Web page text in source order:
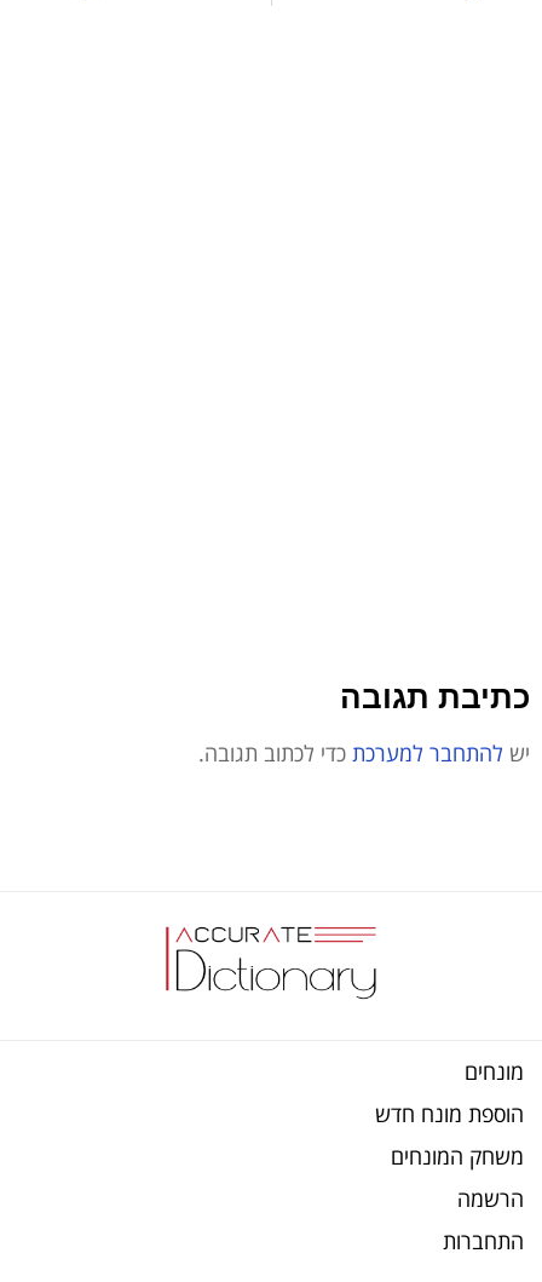
כתיבת תגובה
יש להתחבר למערכת כדי לכתוב תגובה.
מונחים
הוספת מונח חדש
משחק המונחים
הרשמה
התחברות